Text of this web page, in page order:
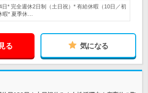
日* 完全週休2日制（土日祝）* 有給休暇（10日／初
暇* 夏季休…
る 気になる